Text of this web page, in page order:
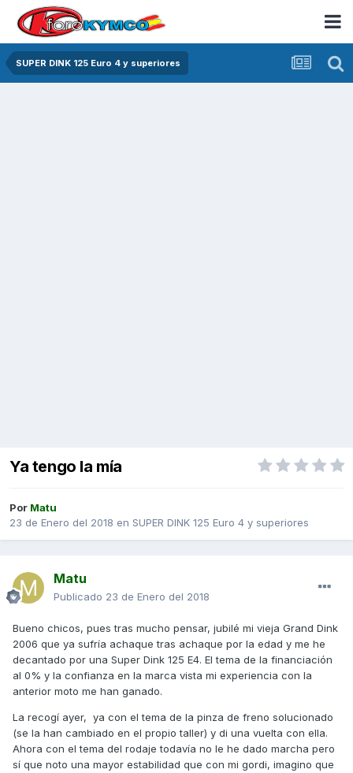
SUPER DINK 125 Euro 4 y superiores
Ya tengo la mía
Por Matu
23 de Enero del 2018 en SUPER DINK 125 Euro 4 y superiores
Matu
Publicado 23 de Enero del 2018
Bueno chicos, pues tras mucho pensar, jubilé mi vieja Grand Dink
2006 que ya sufría achaque tras achaque por la edad y me he
decantado por una Super Dink 125 E4. El tema de la financiación
al 0% y la confianza en la marca vista mi experiencia con la
anterior moto me han ganado.
La recogí ayer, ya con el tema de la pinza de freno solucionado
(se la han cambiado en el propio taller) y di una vuelta con ella.
Ahora con el tema del rodaje todavía no le he dado marcha pero
sí que noto una mayor estabilidad que con mi gordi, imagino que